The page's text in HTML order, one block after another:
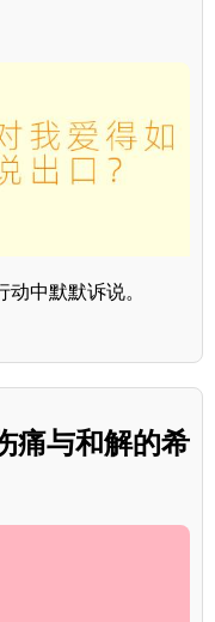
中默默诉说。
痛与和解的希